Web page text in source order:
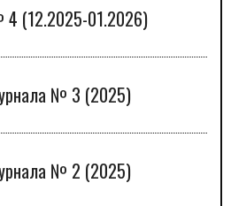
(12.2025-01.2026)
№ 3 (2025)
№ 2 (2025)